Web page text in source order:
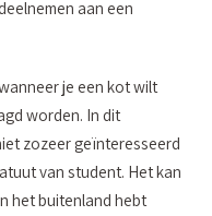
aan een
je een kot wilt
worden. In dit
zozeer geïnteresseerd
van student. Het kan
het buitenland hebt